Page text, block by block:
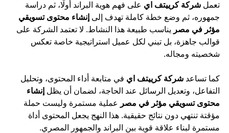
تعمل شركة كرييتف اي على فهم هوية البراند أولًا، ثم دراسة
جمهوره، ثم وضع خطة كاملة تهدف إلى إنشاء محتوى تسويقي
مؤثر في مصر يناسب طبيعة هذا النشاط. لا تعتمد الشركة على
قوالب جاهزة، بل تبني لكل عميل استراتيجية خاصة تعكس
شخصيته ومجاله.
كما تساعد شركة كرييتف اي في متابعة أداء المحتوى، وتحليل
التفاعل، وتعديل الرسائل عند الحاجة، لضمان أن يظل إنشاء
محتوى تسويقي مؤثر في مصر
عملية مستمرة وليست حملة
مؤقتة تنتهي دون نتائج حقيقية. هذا النهج يجعل المحتوى أداة
مستمرة لبناء علاقة قوية بين البراند والجمهور المصري.